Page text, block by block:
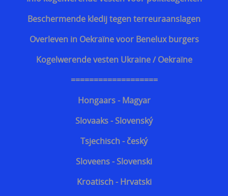
Discrete steekvest dagelijks gebruik
Bescherming tegen kogels van geweren
Beschermende kledij tegen terreuraanslagen
Overleven in Oekraïne voor Benelux burgers
Kogelwerende vesten Ukraine / Oekraïne
===================
Hongaars - Magyar
Slovaaks - Slovenský
Tsjechisch - český
Sloveens - Slovenski
Kroatisch - Hrvatski